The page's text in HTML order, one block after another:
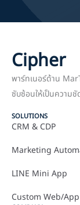
Cipher
พาร์ทเนอร์ด้าน
ซับซ้อนให้เป็นความ
SOLUTIONS
CRM & CDP
Marketing
LINE Mini App
Custom Web/App